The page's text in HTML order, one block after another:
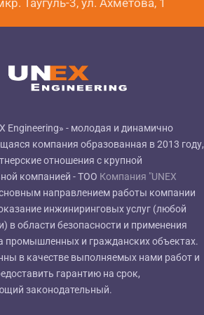
Таугуль-3, ул. Ахметова, 1
Engineering» - молодая и динамично
компания образованная в 2013 году,
отношения с крупной
компанией - ТОО Компания "UNEX
направлением работы компании
инжиниринговых услуг (любой
в области безопасности и применения
промышленных и гражданских объектах.
в качестве выполняемых нами работ и
гарантию на срок,
законодательный.